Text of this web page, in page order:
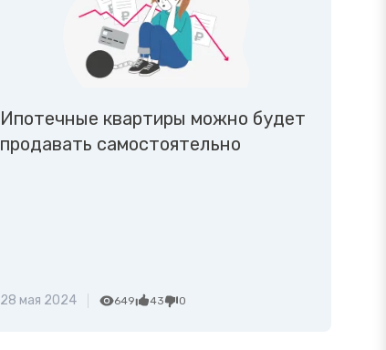
Ипотечные квартиры можно будет
продавать самостоятельно
28 мая 2024 649 43 0